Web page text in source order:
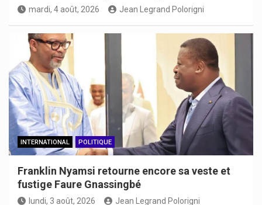
mardi, 4 août, 2026 Jean Legrand Polorigni
INTERNATIONAL POLITIQUE
Franklin Nyamsi retourne encore sa veste et
fustige Faure Gnassingbé
lundi, 3 août, 2026 Jean Legrand Polorigni